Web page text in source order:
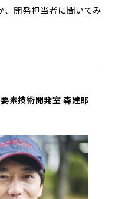
、開発担当者に聞いてみ
素技術開発室 森建郎